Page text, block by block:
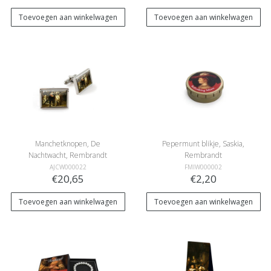
Toevoegen aan winkelwagen Toevoegen aan winkelwagen
Manchetknopen, De
Nachtwacht, Rembrandt
AJCW000022
€20,65
Toevoegen aan winkelwagen
Pepermunt blikje, Saskia,
Rembrandt
FMIW000002
€2,20
Toevoegen aan winkelwagen